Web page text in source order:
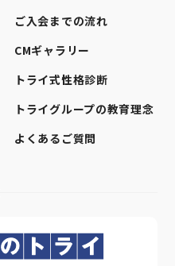
ご入会までの流れ
CMギャラリー
トライ式性格診断
トライグループの教育理念
よくあるご質問